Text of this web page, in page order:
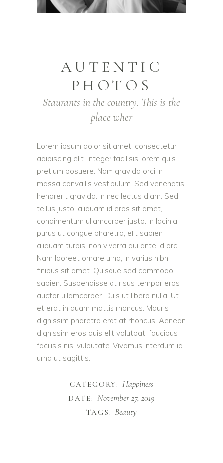
AUTENTIC
PHOTOS
Staurants in the country. This is the
place wher
Lorem ipsum dolor sit amet, consectetur
adipiscing elit. Integer facilisis lorem quis
pretium posuere. Nam gravida orci in
massa convallis vestibulum. Sed venenatis
hendrerit gravida. In nec lectus diam. Sed
tellus justo, aliquam id eros sit amet,
condimentum ullamcorper justo. In lacinia,
purus ut congue pharetra, elit sapien
aliquam turpis, non viverra dui ante id orci.
Nam laoreet ornare urna, in varius nibh
finibus sit amet. Quisque sed commodo
sapien. Suspendisse at risus tempor eros
auctor ullamcorper. Duis ut libero nulla. Ut
et erat in quam mattis rhoncus. Mauris
dignissim pharetra erat at rhoncus. Aenean
dignissim eros quis elit volutpat, faucibus
facilisis nisl vulputate. Vivamus interdum id
urna ut sagittis.
CATEGORY: Happiness
DATE: November 27, 2019
TAGS: Beauty